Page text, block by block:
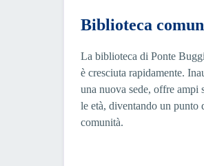
Biblioteca
La biblioteca di Ponte
è cresciuta rapidamente.
una nuova sede, offre ampi
le età, diventando un punto
comunità.